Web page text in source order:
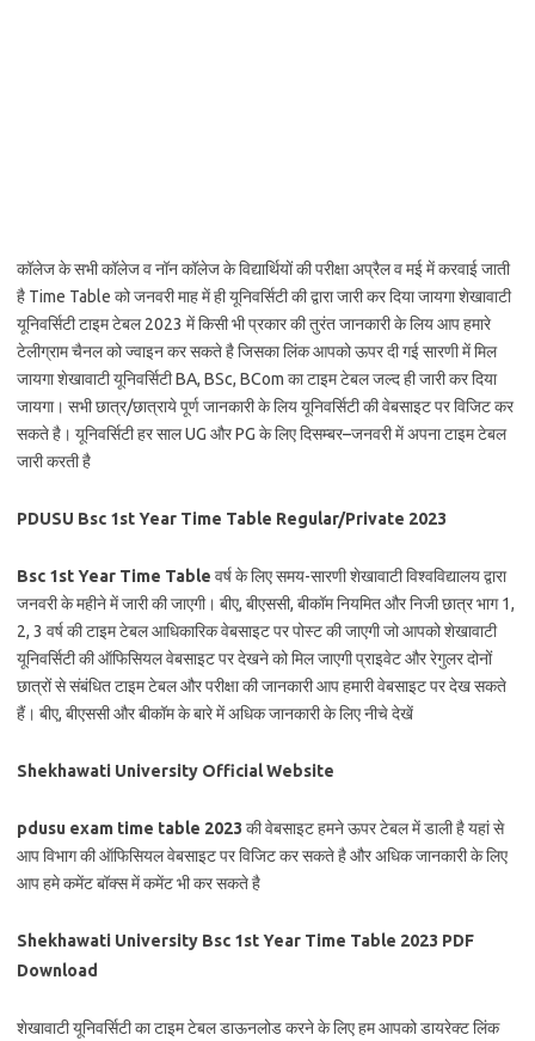
कॉलेज के सभी कॉलेज व नॉन कॉलेज के विद्यार्थियों की परीक्षा अप्रैल व मई में करवाई जाती
है Time Table को जनवरी माह में ही यूनिवर्सिटी की द्वारा जारी कर दिया जायगा शेखावाटी
यूनिवर्सिटी टाइम टेबल 2023 में किसी भी प्रकार की तुरंत जानकारी के लिय आप हमारे
टेलीग्राम चैनल को ज्वाइन कर सकते है जिसका लिंक आपको ऊपर दी गई सारणी में मिल
जायगा शेखावाटी यूनिवर्सिटी BA, BSc, BCom का टाइम टेबल जल्द ही जारी कर दिया
जायगा। सभी छात्र/छात्राये पूर्ण जानकारी के लिय यूनिवर्सिटी की वेबसाइट पर विजिट कर
सकते है। यूनिवर्सिटी हर साल UG और PG के लिए दिसम्बर–जनवरी में अपना टाइम टेबल
जारी करती है
PDUSU Bsc 1st Year Time Table Regular/Private 2023
Bsc 1st Year Time Table वर्ष के लिए समय-सारणी शेखावाटी विश्वविद्यालय द्वारा
जनवरी के महीने में जारी की जाएगी। बीए, बीएससी, बीकॉम नियमित और निजी छात्र भाग 1,
2, 3 वर्ष की टाइम टेबल आधिकारिक वेबसाइट पर पोस्ट की जाएगी जो आपको शेखावाटी
यूनिवर्सिटी की ऑफिसियल वेबसाइट पर देखने को मिल जाएगी प्राइवेट और रेगुलर दोनों
छात्रों से संबंधित टाइम टेबल और परीक्षा की जानकारी आप हमारी वेबसाइट पर देख सकते
हैं। बीए, बीएससी और बीकॉम के बारे में अधिक जानकारी के लिए नीचे देखें
Shekhawati University Official Website
pdusu exam time table 2023 की वेबसाइट हमने ऊपर टेबल में डाली है यहां से
आप विभाग की ऑफिसियल वेबसाइट पर विजिट कर सकते है और अधिक जानकारी के लिए
आप हमे कमेंट बॉक्स में कमेंट भी कर सकते है
Shekhawati University Bsc 1st Year Time Table 2023 PDF
Download
शेखावाटी यूनिवर्सिटी का टाइम टेबल डाऊनलोड करने के लिए हम आपको डायरेक्ट लिंक